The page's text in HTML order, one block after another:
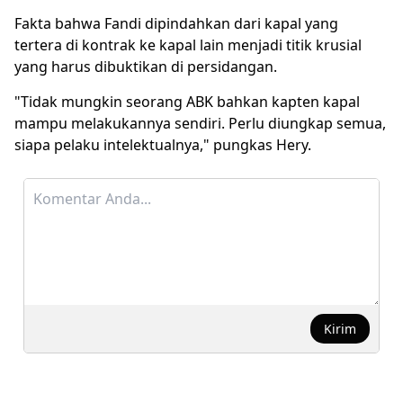
Fakta bahwa Fandi dipindahkan dari kapal yang
tertera di kontrak ke kapal lain menjadi titik krusial
yang harus dibuktikan di persidangan.
"Tidak mungkin seorang ABK bahkan kapten kapal
mampu melakukannya sendiri. Perlu diungkap semua,
siapa pelaku intelektualnya," pungkas Hery.
Kirim